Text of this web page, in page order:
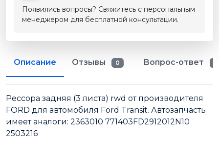
Появились вопросы? Свяжитесь с персональным
менеджером для бесплатной консультации.
Описание Отзывы 0 Вопрос-ответ
Рессора задняя (3 листа) rwd от производителя
FORD для автомобиля Ford Transit. Автозапчасть
имеет аналоги: 2363010 771403FD2912012N10
2503216